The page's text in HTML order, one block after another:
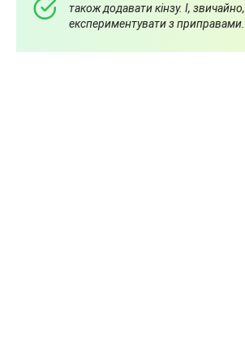
також додавати кінзу. І, звичайно,
експериментувати з приправами.